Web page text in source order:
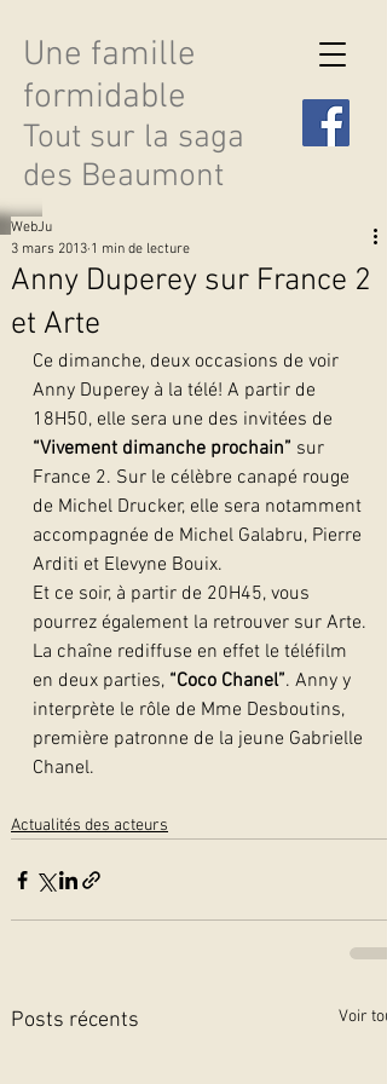
Une famille
formidable
Tout sur la saga
des Beaumont
Anny Duperey sur France 2
et Arte
WebJu
3 mars 2013 1 min de lecture
Ce dimanche, deux occasions de voir
Anny Duperey à la télé! A partir de
18H50, elle sera une des invitées de
“Vivement dimanche prochain” sur
France 2. Sur le célèbre canapé rouge
de Michel Drucker, elle sera notamment
accompagnée de Michel Galabru, Pierre
Arditi et Elevyne Bouix.
Et ce soir, à partir de 20H45, vous
pourrez également la retrouver sur Arte.
La chaîne rediffuse en effet le téléfilm
en deux parties, “Coco Chanel”. Anny y
interprète le rôle de Mme Desboutins,
première patronne de la jeune Gabrielle
Chanel.
Actualités des acteurs
Posts récents Voir tout